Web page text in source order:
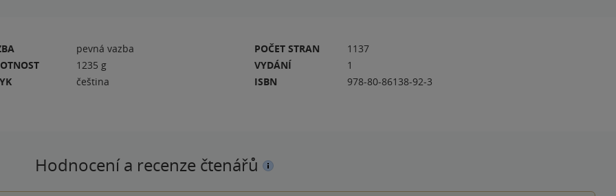
pevná vazba
1235 g
čeština
POČET STRAN
1137
VYDÁNÍ
1
ISBN
978-80-86138-92-3
Hodnocení a recenze čtenářů